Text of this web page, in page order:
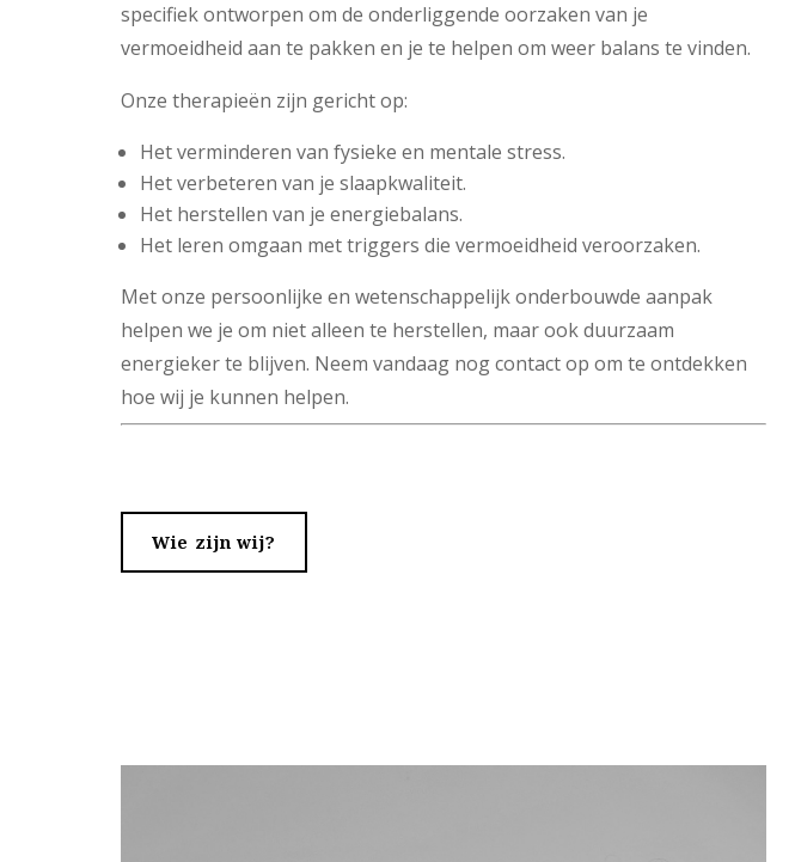
specifiek ontworpen om de onderliggende oorzaken van je
vermoeidheid aan te pakken en je te helpen om weer balans te vinden.
Onze therapieën zijn gericht op:
Het verminderen van fysieke en mentale stress.
Het verbeteren van je slaapkwaliteit.
Het herstellen van je energiebalans.
Het leren omgaan met triggers die vermoeidheid veroorzaken.
Met onze persoonlijke en wetenschappelijk onderbouwde aanpak
helpen we je om niet alleen te herstellen, maar ook duurzaam
energieker te blijven. Neem vandaag nog contact op om te ontdekken
hoe wij je kunnen helpen.
Wie zijn wij?